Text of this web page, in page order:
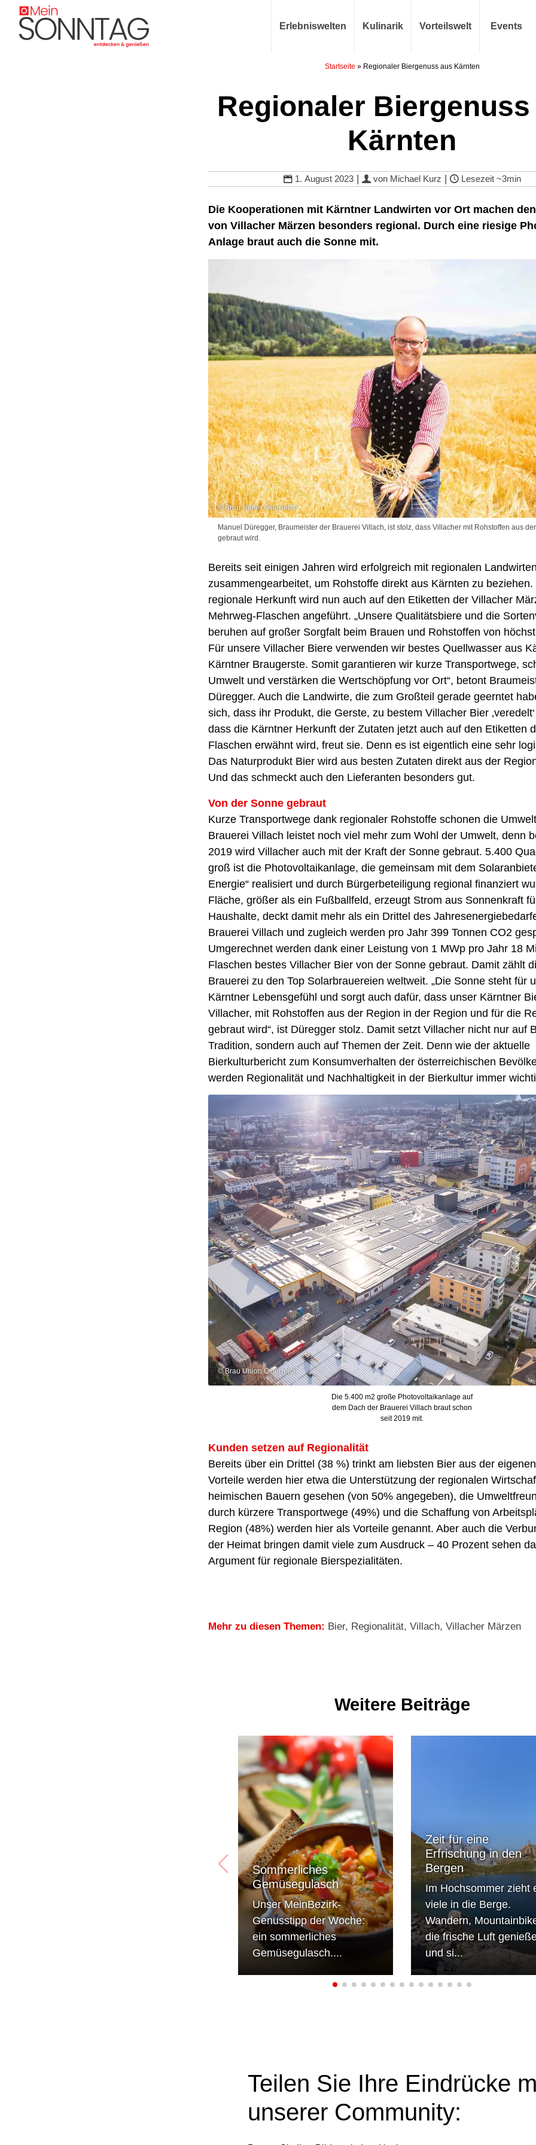
Erlebniswelten Kulinarik Vorteilswelt Events
Startseite » Regionaler Biergenuss aus Kärnten
Regionaler
Kärnten
1. August 2023 | von Michael Kurz | Lesezeit ~3min
Die Kooperationen mit Kärntner Landwirten vor Ort machen
von Villacher Märzen besonders regional. Durch eine riesige
Anlage braut auch die Sonne mit.
© Brau Union Österreich
Manuel Düregger, Braumeister der Brauerei Villach, ist stolz, dass Villacher mit Rohstoffen aus
gebraut wird.
Bereits seit einigen Jahren wird erfolgreich mit regionalen
zusammengearbeitet, um Rohstoffe direkt aus Kärnten zu beziehen.
regionale Herkunft wird nun auch auf den Etiketten der Villacher
Mehrweg-Flaschen angeführt. „Unsere Qualitätsbiere und die
beruhen auf großer Sorgfalt beim Brauen und Rohstoffen von
Für unsere Villacher Biere verwenden wir bestes Quellwasser aus
Kärntner Braugerste. Somit garantieren wir kurze Transportwege,
Umwelt und verstärken die Wertschöpfung vor Ort“, betont
Düregger. Auch die Landwirte, die zum Großteil gerade geerntet
sich, dass ihr Produkt, die Gerste, zu bestem Villacher Bier
dass die Kärntner Herkunft der Zutaten jetzt auch auf den Etiketten
Flaschen erwähnt wird, freut sie. Denn es ist eigentlich eine sehr
Das Naturprodukt Bier wird aus besten Zutaten direkt aus der
Und das schmeckt auch den Lieferanten besonders gut.
Von der Sonne gebraut
Kurze Transportwege dank regionaler Rohstoffe schonen die
Brauerei Villach leistet noch viel mehr zum Wohl der Umwelt, denn
2019 wird Villacher auch mit der Kraft der Sonne gebraut. 5.400
groß ist die Photovoltaikanlage, die gemeinsam mit dem
Energie“ realisiert und durch Bürgerbeteiligung regional finanziert
Fläche, größer als ein Fußballfeld, erzeugt Strom aus Sonnenkraft
Haushalte, deckt damit mehr als ein Drittel des
Brauerei Villach und zugleich werden pro Jahr 399 Tonnen CO2
Umgerechnet werden dank einer Leistung von 1 MWp pro Jahr 18
Flaschen bestes Villacher Bier von der Sonne gebraut. Damit zählt
Brauerei zu den Top Solarbrauereien weltweit. „Die Sonne steht für
Kärntner Lebensgefühl und sorgt auch dafür, dass unser Kärntner
Villacher, mit Rohstoffen aus der Region in der Region und für die
gebraut wird“, ist Düregger stolz. Damit setzt Villacher nicht nur auf
Tradition, sondern auch auf Themen der Zeit. Denn wie der aktuelle
Bierkulturbericht zum Konsumverhalten der österreichischen
werden Regionalität und Nachhaltigkeit in der Bierkultur immer
© Brau Union Österreich
Die 5.400 m2 große Photovoltaikanlage auf
dem Dach der Brauerei Villach braut schon
seit 2019 mit.
Kunden setzen auf Regionalität
Bereits über ein Drittel (38 %) trinkt am liebsten Bier aus der
Vorteile werden hier etwa die Unterstützung der regionalen
heimischen Bauern gesehen (von 50% angegeben), die
durch kürzere Transportwege (49%) und die Schaffung von
Region (48%) werden hier als Vorteile genannt. Aber auch die
der Heimat bringen damit viele zum Ausdruck – 40 Prozent sehen
Argument für regionale Bierspezialitäten.
Mehr zu diesen Themen: Bier, Regionalität, Villach, Villacher Märzen
Weitere Beiträge
Sommerliches
Gemüsegulasch
Unser MeinBezirk-
Genusstipp der Woche:
ein sommerliches
Gemüsegulasch....
Zeit für eine
Erfrischung in den
Bergen
Im Hochsommer zieht
viele in die Berge.
Wandern,
die frische Luft
und si...
Teilen Sie Ihre Eindrücke
unserer Community: